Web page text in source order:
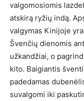
valgomosiomis
atskirą ryžių indą.
valgymas Kinijoje
Švenčių dienomis
užkandžiai, o
kito. Baigiantis
padedamas
suvalgomi iki